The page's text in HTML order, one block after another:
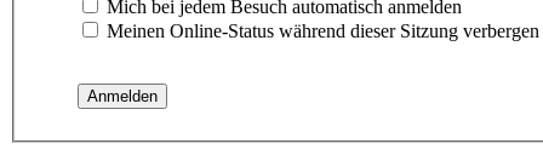
Mich bei jedem Besuch automatisch anmelden
Meinen Online-Status während dieser Sitzung verbergen